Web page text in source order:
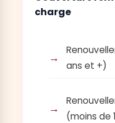
charge
ans et +)
(moins de